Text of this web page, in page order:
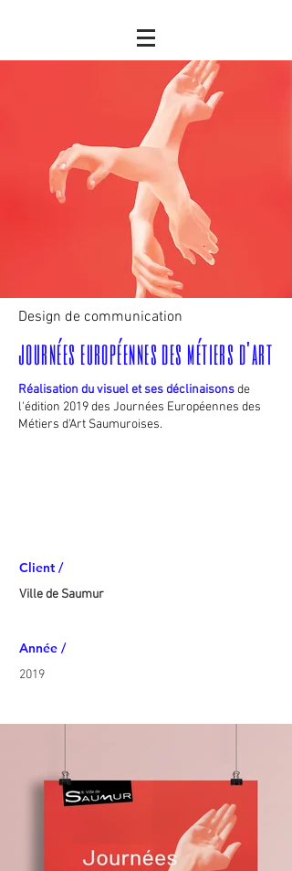
Design de communication
journées européennes des métiers d'art
Réalisation du visuel et ses déclinaisonsde
l'édition 2019 des Journées Européennes des
Métiers d'Art Saumuroises.
Client /
Ville de Saumur
Année /
2019